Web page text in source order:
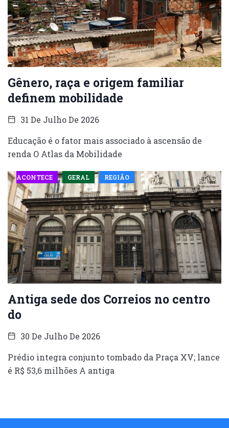
Gênero, raça e origem familiar
definem mobilidade
31 De Julho De 2026
Educação é o fator mais associado à ascensão de
renda O Atlas da Mobilidade
ACONTECE GERAL REGIÃO
Antiga sede dos Correios no centro
do
30 De Julho De 2026
Prédio integra conjunto tombado da Praça XV; lance
é R$ 53,6 milhões A antiga